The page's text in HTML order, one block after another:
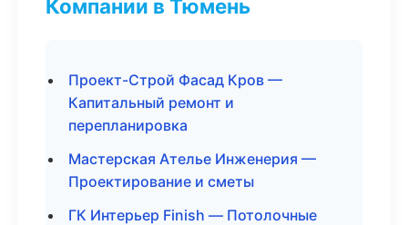
Компании в Тюмень
Проект-Строй Фасад Кров —
Капитальный ремонт и
перепланировка
Мастерская Ателье Инженерия —
Проектирование и сметы
ГК Интерьер Finish — Потолочные